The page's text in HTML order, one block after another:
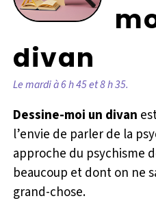
divan
Le mardi à 6 h 45 et 8 h 35.
Dessine-moi un divan
l’envie de parler de la
approche du psychisme
beaucoup et dont on ne
grand-chose.